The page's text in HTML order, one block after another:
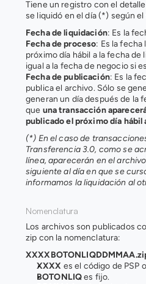
Tiene un registro con el
se liquidó en el día (*) según
Fecha de liquidación: Es la
Fecha de proceso: Es la fecha
próximo día hábil a la fecha
igual a la fecha de negocio si
Fecha de publicación: Es la
publica el archivo. Sólo se
generan un día después de la
que una transacción
publicado el próximo día hábil
(*) En el caso de
Transferencia 3.0, como se
línea, aparecerán en el
siguiente al día en que se
informamos la liquidación al
Nomenclatura
Los archivos son publicados
zip con la nomenclatura:
XXXX es el código de PSP
BOTONLIQ es fijo.